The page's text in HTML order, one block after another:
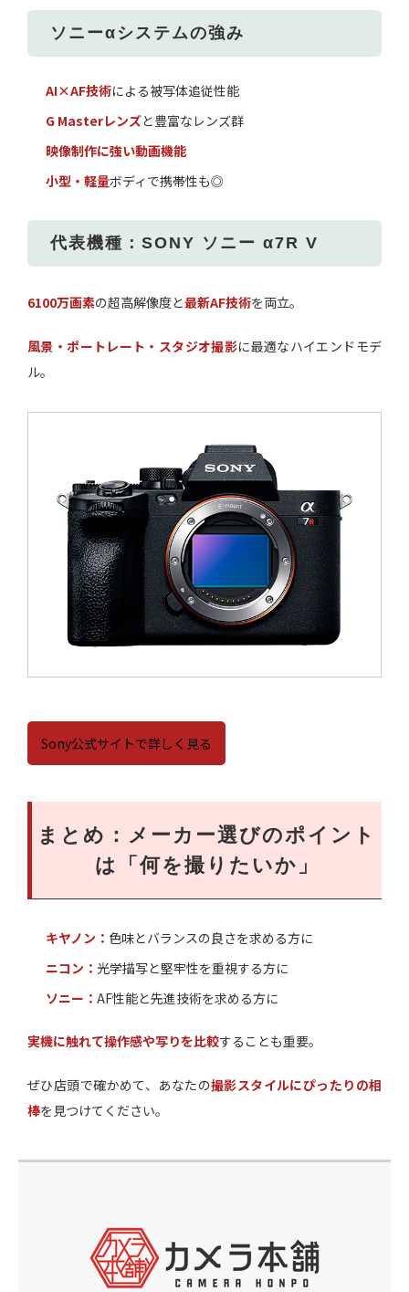
ソニーαシステムの強み
AI×AF技術による被写体追従性能
G Masterレンズと豊富なレンズ群
映像制作に強い動画機能
小型・軽量ボディで携帯性も◎
代表機種：SONY ソニー α7R V
6100万画素の超高解像度と最新AF技術を両立。
風景・ポートレート・スタジオ撮影に最適なハイエンドモデ
ル。
Sony公式サイトで詳しく見る
まとめ：メーカー選びのポイント
は「何を撮りたいか」
キヤノン： 色味とバランスの良さを求める方に
ニコン： 光学描写と堅牢性を重視する方に
ソニー： AF性能と先進技術を求める方に
実機に触れて操作感や写りを比較することも重要。
ぜひ店頭で確かめて、あなたの撮影スタイルにぴったりの相
棒を見つけてください。